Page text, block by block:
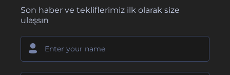
Son haber ve tekliflerimiz ilk olarak size
ulaşsın